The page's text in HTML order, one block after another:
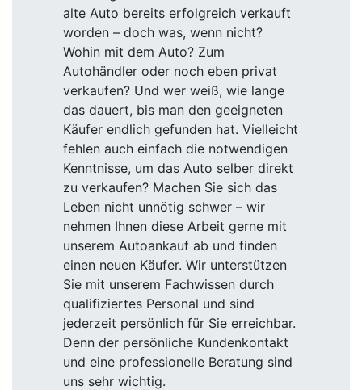
alte Auto bereits erfolgreich verkauft
worden – doch was, wenn nicht?
Wohin mit dem Auto? Zum
Autohändler oder noch eben privat
verkaufen? Und wer weiß, wie lange
das dauert, bis man den geeigneten
Käufer endlich gefunden hat. Vielleicht
fehlen auch einfach die notwendigen
Kenntnisse, um das Auto selber direkt
zu verkaufen? Machen Sie sich das
Leben nicht unnötig schwer – wir
nehmen Ihnen diese Arbeit gerne mit
unserem Autoankauf ab und finden
einen neuen Käufer. Wir unterstützen
Sie mit unserem Fachwissen durch
qualifiziertes Personal und sind
jederzeit persönlich für Sie erreichbar.
Denn der persönliche Kundenkontakt
und eine professionelle Beratung sind
uns sehr wichtig.